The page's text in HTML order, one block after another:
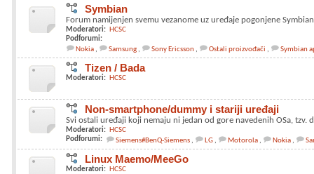
Symbian
Forum namijenjen svemu vezanome uz uređaje pogonjene
Moderatori: HCSC
Podforumi:
Nokia
Samsung Sony Ericsson Ostali proizvođači Symbian
Tizen / Bada
Moderatori: HCSC
Non-smartphone/dummy i stariji uređaji
Svi ostali uređaji koji nemaju ni jedan od gore navedenih OSa, tzv.
Moderatori: HCSC
Podforumi:
Siemens#BenQ-Siemens LG Motorola Nokia
Linux Maemo/MeeGo
Moderatori: HCSC